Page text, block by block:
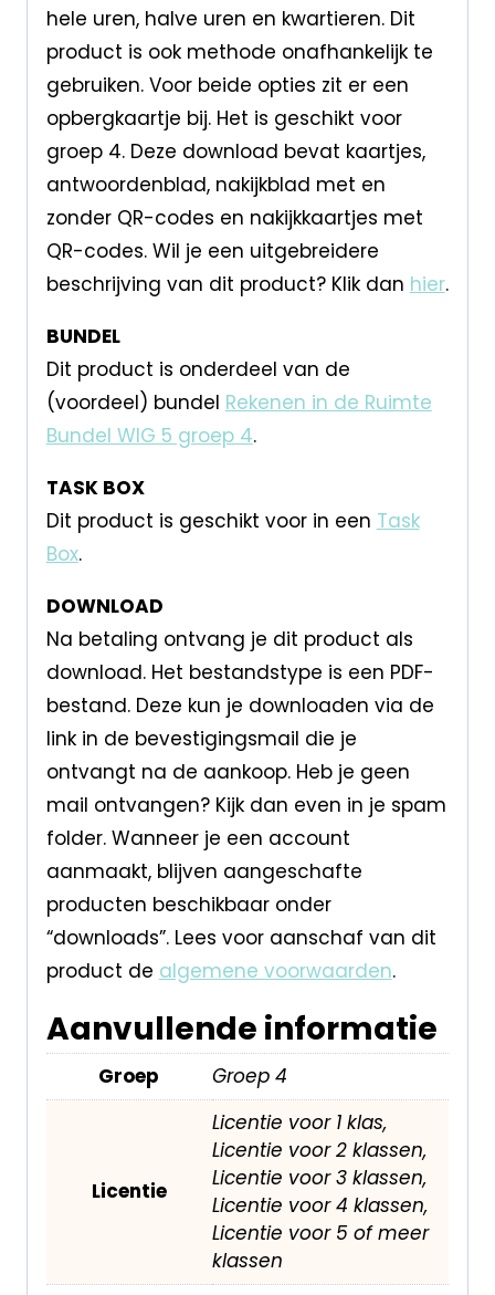
hele uren, halve uren en kwartieren. Dit
product is ook methode onafhankelijk te
gebruiken. Voor beide opties zit er een
opbergkaartje bij. Het is geschikt voor
groep 4. Deze download bevat kaartjes,
antwoordenblad, nakijkblad met en
zonder QR-codes en nakijkkaartjes met
QR-codes. Wil je een uitgebreidere
beschrijving van dit product? Klik dan hier.
BUNDEL
Dit product is onderdeel van de
(voordeel) bundel Rekenen in de Ruimte
Bundel WIG 5 groep 4.
TASK BOX
Dit product is geschikt voor in een Task
Box.
DOWNLOAD
Na betaling ontvang je dit product als
download. Het bestandstype is een PDF-
bestand. Deze kun je downloaden via de
link in de bevestigingsmail die je
ontvangt na de aankoop. Heb je geen
mail ontvangen? Kijk dan even in je spam
folder. Wanneer je een account
aanmaakt, blijven aangeschafte
producten beschikbaar onder
“downloads”. Lees voor aanschaf van dit
product de algemene voorwaarden.
Aanvullende informatie
Groep Groep 4
Licentie
Licentie voor 1 klas,
Licentie voor 2 klassen,
Licentie voor 3 klassen,
Licentie voor 4 klassen,
Licentie voor 5 of meer
klassen